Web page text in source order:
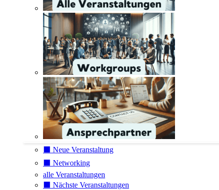
⬛️ Neue Veranstaltung
⬛️ Networking
alle Veranstaltungen
⬛️ Nächste Veranstaltungen